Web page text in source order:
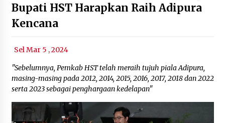
Bupati HST Harapkan Raih Adipura
Kencana
Sel Mar 5 , 2024
"Sebelumnya, Pemkab HST telah meraih tujuh piala Adipura,
masing-masing pada 2012, 2014, 2015, 2016, 2017, 2018 dan 2022
serta 2023 sebagai penghargaan kedelapan"